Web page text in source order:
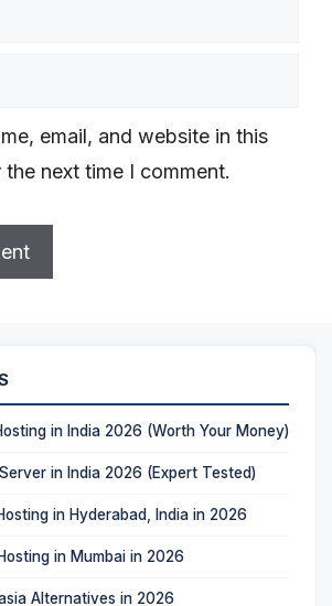
email, and website in this
next time I comment.
in India 2026 (Worth Your Money)
in India 2026 (Expert Tested)
in Hyderabad, India in 2026
in Mumbai in 2026
Alternatives in 2026